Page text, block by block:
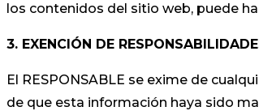
los contenidos del sitio web, puede
3. EXENCIÓN DE
El RESPONSABLE se exime de
de que esta información haya sido